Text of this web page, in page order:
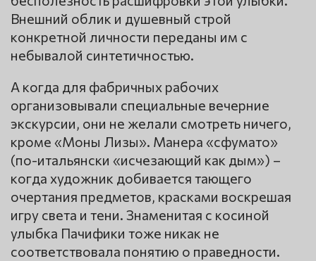
Внешний облик и душевный строй
конкретной личности переданы им с
небывалой синтетичностью.
А когда для фабричных рабочих
организовывали специальные вечерние
экскурсии, они не желали смотреть ничего,
кроме «Моны Лизы». Манера «сфумато»
(по-итальянски «исчезающий как дым») –
когда художник добивается тающего
очертания предметов, красками воскрешая
игру света и тени. Знаменитая с косиной
улыбка Пачифики тоже никак не
соответствовала понятию о праведности.